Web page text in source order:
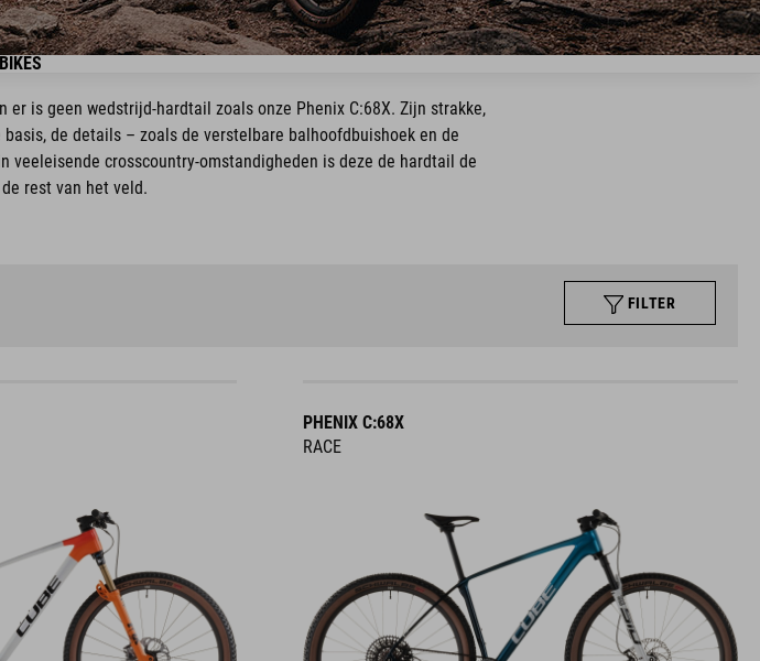
BIKES
is geen wedstrijd-hardtail zoals onze Phenix C:68X. Zijn strakke,
de details – zoals de verstelbare balhoofdbuishoek en de
crosscountry-omstandigheden is deze de hardtail de
rest van het veld.
FILTER
PHENIX C:68X
RACE